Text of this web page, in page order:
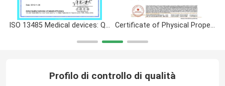
ISO 13485 Medical devices: Quality management systems - Requirements for regulatory purposes Certificate of Physical Properties
Profilo di controllo di qualità